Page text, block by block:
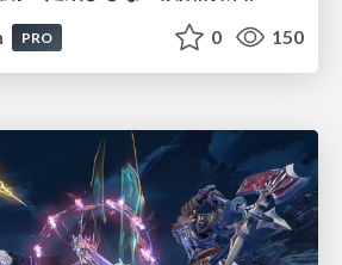
PRO 0 150